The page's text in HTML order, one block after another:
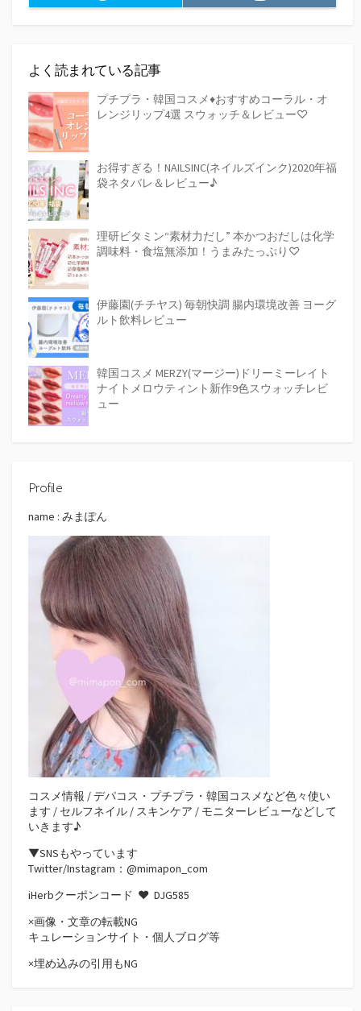
よく読まれている記事
プチプラ・韓国コスメ♦おすすめコーラル・オ
レンジリップ4選 スウォッチ＆レビュー♡
お得すぎる！NAILSINC(ネイルズインク)2020年福
袋ネタバレ＆レビュー♪
理研ビタミン“素材力だし” 本かつおだしは化学
調味料・食塩無添加！うまみたっぷり♡
伊藤園(チチヤス) 毎朝快調 腸内環境改善 ヨーグ
ルト飲料レビュー
韓国コスメ MERZY(マージー)ドリーミーレイト
ナイトメロウティント新作9色スウォッチレビ
ュー
Profile
name : みまぽん
コスメ情報 / デパコス・プチプラ・韓国コスメなど色々使い
ます / セルフネイル / スキンケア / モニターレビューなどして
いきます♪
▼SNSもやっています
Twitter/Instagram：@mimapon_com
iHerbクーポンコード ♥ DJG585
×画像・文章の転載NG
キュレーションサイト・個人ブログ等
×埋め込みの引用もNG